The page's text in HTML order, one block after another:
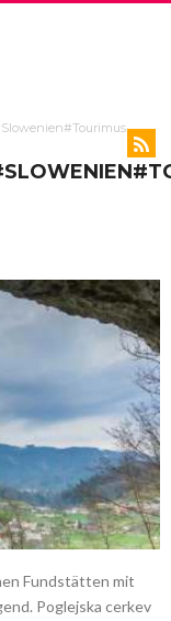
Fundstätten mit
Poglejska cerkev